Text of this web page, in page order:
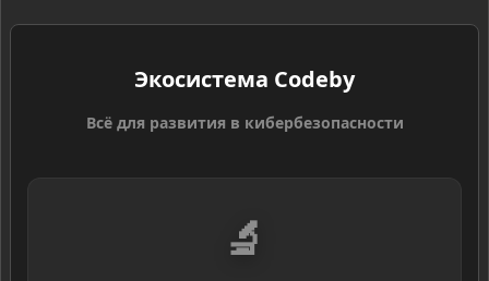
Экосистема Codeby
Всё для развития в кибербезопасности
🔬